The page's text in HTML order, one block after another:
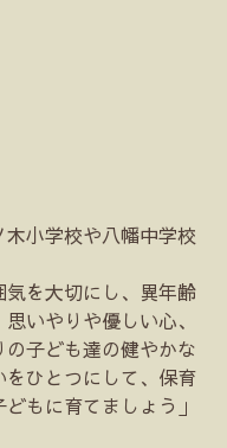
小学校や八幡中学校
を大切にし、異年齢
いやりや優しい心、
子ども達の健やかな
ひとつにして、保育
もに育てましょう」